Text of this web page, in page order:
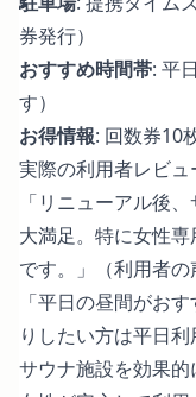
券発行）
おすすめ時間帯: 平
す）
お得情報: 回数券10
実際の利用者レビュ
「リニューアル後
大満足。特に女性
です。」（利用者の
「平日の昼間がお
りしたい方は平日
サウナ施設を効果的